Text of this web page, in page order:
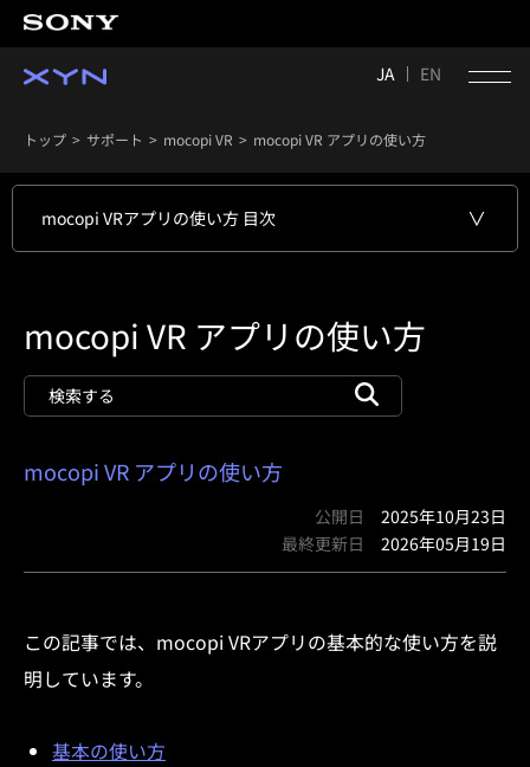
JA EN
トップ サポート mocopi VR mocopi VR アプリの使い方
mocopi VRアプリの使い方 目次
mocopi VR アプリの使い方
mocopi VR アプリの使い方
公開日 2025年10月23日
最終更新日 2026年05月19日
この記事では、mocopi VRアプリの基本的な使い方を説
明しています。
基本の使い方